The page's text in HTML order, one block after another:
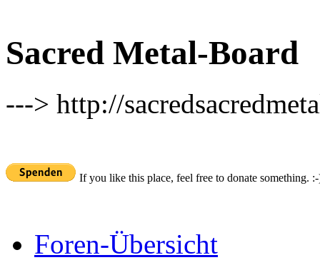
Sacred Metal-Board
---> http://
If you like this place, feel free to donate something.
Foren-Übersicht